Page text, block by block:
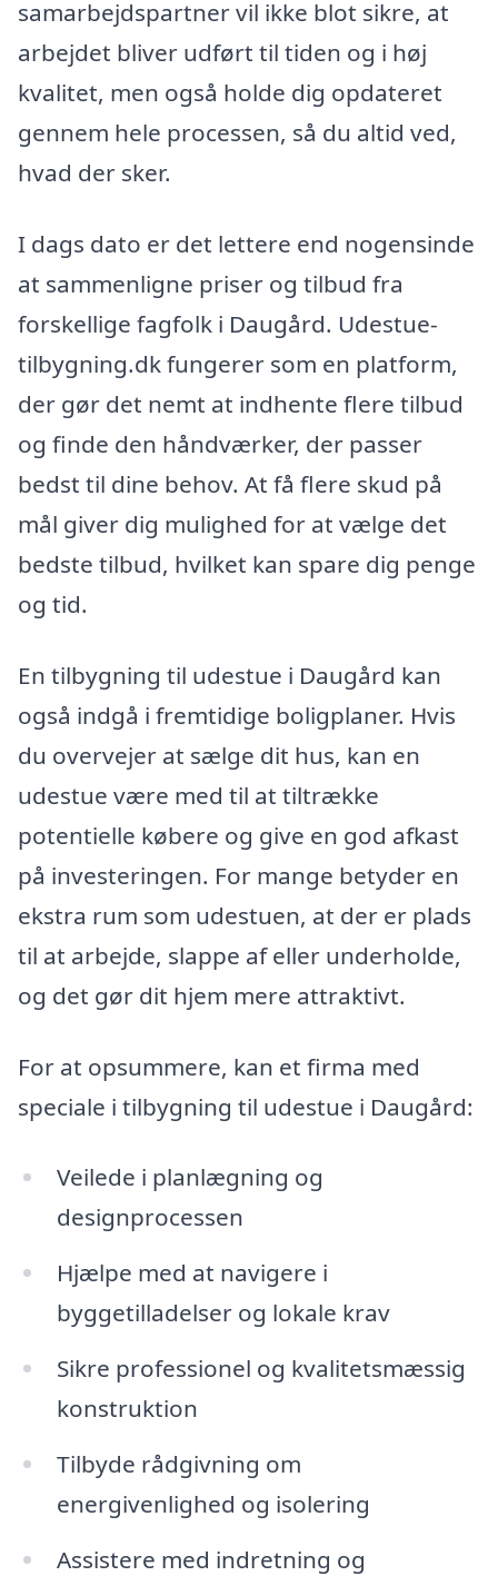
samarbejdspartner vil ikke blot sikre, at
arbejdet bliver udført til tiden og i høj
kvalitet, men også holde dig opdateret
gennem hele processen, så du altid ved,
hvad der sker.
I dags dato er det lettere end nogensinde
at sammenligne priser og tilbud fra
forskellige fagfolk i Daugård. Udestue-
tilbygning.dk fungerer som en platform,
der gør det nemt at indhente flere tilbud
og finde den håndværker, der passer
bedst til dine behov. At få flere skud på
mål giver dig mulighed for at vælge det
bedste tilbud, hvilket kan spare dig penge
og tid.
En tilbygning til udestue i Daugård kan
også indgå i fremtidige boligplaner. Hvis
du overvejer at sælge dit hus, kan en
udestue være med til at tiltrække
potentielle købere og give en god afkast
på investeringen. For mange betyder en
ekstra rum som udestuen, at der er plads
til at arbejde, slappe af eller underholde,
og det gør dit hjem mere attraktivt.
For at opsummere, kan et firma med
speciale i tilbygning til udestue i Daugård:
Veilede i planlægning og
designprocessen
Hjælpe med at navigere i
byggetilladelser og lokale krav
Sikre professionel og kvalitetsmæssig
konstruktion
Tilbyde rådgivning om
energivenlighed og isolering
Assistere med indretning og